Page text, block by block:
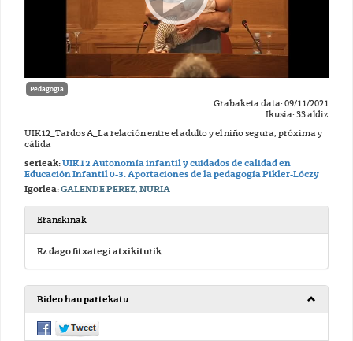
Pedagogia
Grabaketa data: 09/11/2021
Ikusia: 33 aldiz
UIK12_Tardos A_La relación entre el adulto y el niño segura, próxima y
cálida
serieak:UIK12 Autonomía infantil y cuidados de calidad en
Educación Infantil 0-3. Aportaciones de la pedagogía Pikler-Lóczy
Igorlea:GALENDE PEREZ, NURIA
Eranskinak
Ez dago fitxategi atxikiturik
Bideo hau partekatu